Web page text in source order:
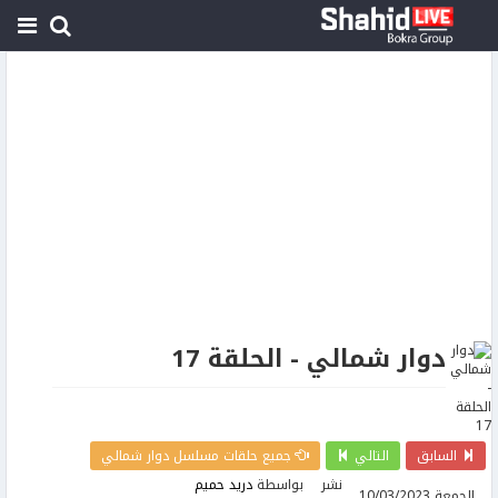
دوار شمالي - الحلقة 17
السابق التالي
جميع حلقات مسلسل دوار شمالي
نشر
بواسطة دريد حميم